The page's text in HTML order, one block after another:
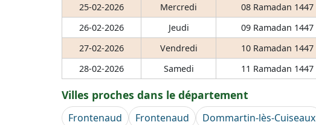
25-02-2026
Mercredi 08 Ramadan 1447
26-02-2026
Jeudi 09 Ramadan 1447
27-02-2026
Vendredi 10 Ramadan 1447
28-02-2026
Samedi 11 Ramadan 1447
Villes proches dans le département
Frontenaud Frontenaud Dommartin-lès-Cuiseaux